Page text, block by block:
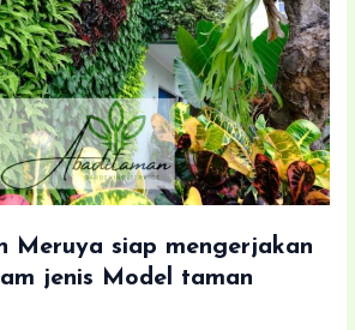
Meruya siap mengerjakan
jenis Model taman